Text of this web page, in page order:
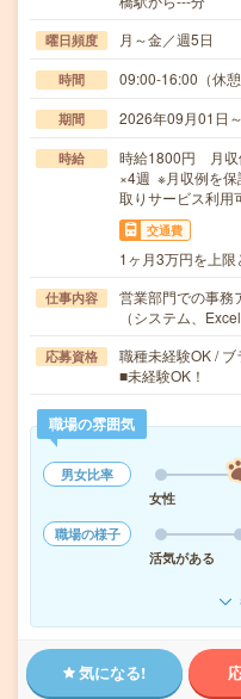
曜日頻度 月～金／週5日
時間 09:00-16:00（休
期間 2026年09月01日
時給
時給1800円 月収
×4週 ※月収例を保
取りサービス利用
交通費
1ヶ月3万円を上
仕事内容
営業部門での事務
（システム、
応募資格
職種未経験OK /
■未経験OK！
職場の雰囲気
男女比率
女性
職場の様子
活気がある
気になる!